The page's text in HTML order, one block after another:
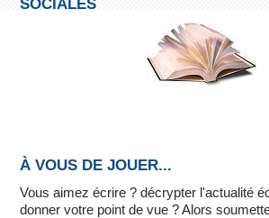
SOCIALES
À VOUS DE JOUER...
Vous aimez écrire ? décrypter l'actualité
donner votre point de vue ? Alors